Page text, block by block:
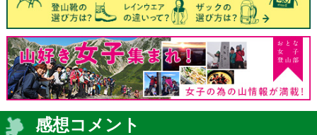
感想コメント